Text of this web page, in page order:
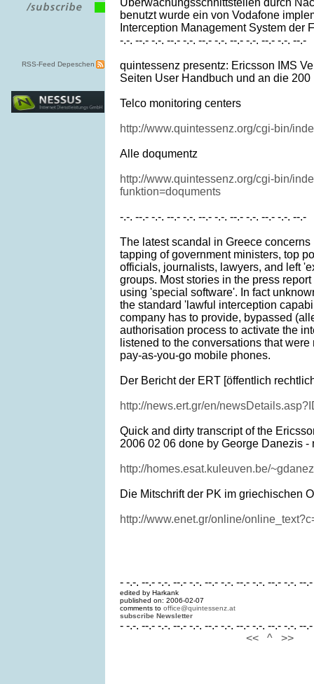
RSS-Feed Depeschen
Überwachungsschnittstellen durch
benutzt wurde ein von Vodafone
Interception Management System der
-.-. --.- -.-. --.- -.-. --.- -.-. --.- -.-. --.- -.-. --.-
quintessenz presentz: Ericsson IMS
Seiten User Handbuch und an die 200
Telco monitoring centers
http://www.quintessenz.org/cgi-bin/
Alle doqumentz
http://www.quintessenz.org/cgi-bin/
funktion=doquments
-.-. --.- -.-. --.- -.-. --.- -.-. --.- -.-. --.- -.-. --.-
The latest scandal in Greece
tapping of government ministers, top
officials, journalists, lawyers, and left
groups. Most stories in the press
using 'special software'. In fact
the standard 'lawful interception
company has to provide, bypassed
authorisation process to activate the
listened to the conversations that
pay-as-you-go mobile phones.
Der Bericht der ERT [öffentlich
http://news.ert.gr/en/
Quick and dirty transcript of the
2006 02 06 done by George Danezis -
http://homes.esat.kuleuven.be/
Die Mitschrift der PK im griechischen
http://www.enet.gr/online/
- -.-. --.- -.-. --.- -.-. --.- -.-. --.- -.-. --.- -.-. --.-
edited by Harkank
published on: 2006-02-07
comments to office@quintessenz.at
subscribe Newsletter
- -.-. --.- -.-. --.- -.-. --.- -.-. --.- -.-. --.- -.-. --.-
<<
^ >>